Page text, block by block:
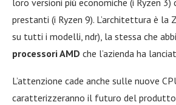
loro versioni più economiche (i Ryzen 3)
prestanti (i Ryzen 9). L’architettura è la
su tutti i modelli, ndr), la stessa che
processori AMD che l’azienda ha
L’attenzione cade anche sulle nuove
caratterizzeranno il futuro del